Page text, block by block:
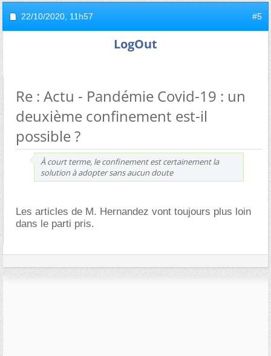
22/10/2020, 11h57 #5
LogOut
Re : Actu - Pandémie Covid-19 : un
deuxième confinement est-il
possible ?
À court terme, le confinement est certainement la
solution à adopter sans aucun doute
Les articles de M. Hernandez vont toujours plus loin
dans le parti pris.